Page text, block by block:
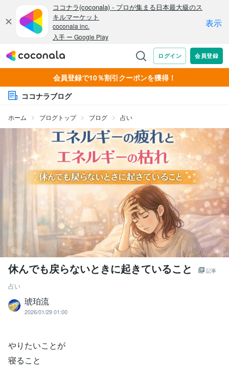
会員登録で10％割引クーポンを獲得！
ココナラブログ
ホーム ブログトップ ブログ 占い
休んでも戻らないときに起きていること 記事
占い
琥珀流
2026/01/29 01:00
やりたいことが
寝ること